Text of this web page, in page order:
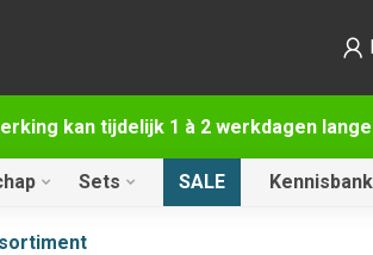
kan tijdelijk 1 à 2 werkdagen
Sets SALE Kennisbank